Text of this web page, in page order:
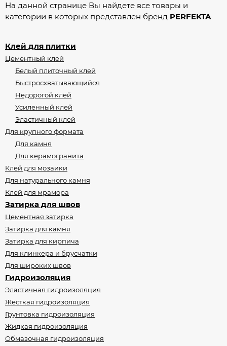
На данной странице Вы найдете все товары и
категории в которых представлен бренд PERFEKTA
Клей для плитки
Цементный клей
Белый плиточный клей
Быстросхватывающийся
Недорогой клей
Усиленный клей
Эластичный клей
Для крупного формата
Для камня
Для керамогранита
Клей для мозаики
Для натурального камня
Клей для мрамора
Затирка для швов
Цементная затирка
Затирка для камня
Затирка для кирпича
Для клинкера и брусчатки
Для широких швов
Гидроизоляция
Эластичная гидроизоляция
Жесткая гидроизоляция
Грунтовка гидроизоляция
Жидкая гидроизоляция
Обмазочная гидроизоляция